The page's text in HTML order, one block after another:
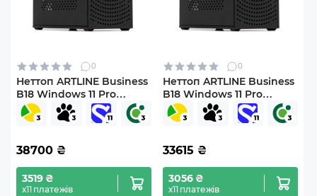
0
Неттоп ARTLINE Business
B18 Windows 11 Pro
(B18v06Win)
38700 ₴
3519 ₴
х11 платежів
0
Неттоп ARTLINE Business
B18 Windows 11 Pro
(B18v01Win)
33615 ₴
3056 ₴
х11 платежів